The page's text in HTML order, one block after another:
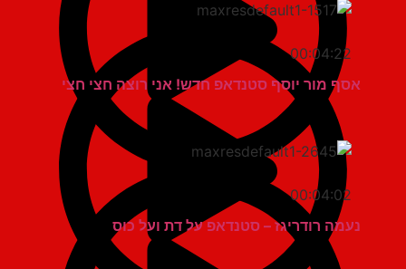
00:04:22
אסף מור יוסף סטנדאפ חדש! אני רוצה חצי חצי
00:04:02
נעמה רודריגז – סטנדאפ על דת ועל כוס